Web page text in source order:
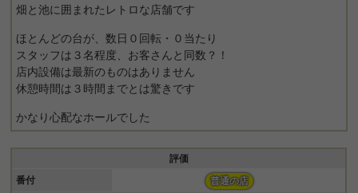
畑と池に囲まれたレトロな店舗です
ほとんどの台が、数日０回転・０当たり
スタッフは３名程度、お客さんと同数？！
店内設備は最新のものはありません
休憩時間は３時間までとは驚きです
かなり心配なホールでした
評価
番付
普通の店